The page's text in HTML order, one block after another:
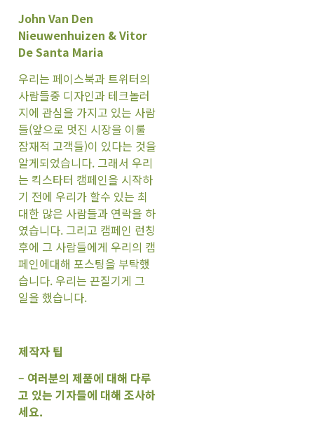
John Van Den
Nieuwenhuizen & Vitor
De Santa Maria
우리는 페이스북과 트위터의
사람들중 디자인과 테크놀러
지에 관심을 가지고 있는 사람
들(앞으로 멋진 시장을 이룰
잠재적 고객들)이 있다는 것을
알게되었습니다. 그래서 우리
는 킥스타터 캠페인을 시작하
기 전에 우리가 할수 있는 최
대한 많은 사람들과 연락을 하
였습니다. 그리고 캠페인 런칭
후에 그 사람들에게 우리의 캠
페인에대해 포스팅을 부탁했
습니다. 우리는 끈질기게 그
일을 했습니다.
제작자 팁
– 여러분의 제품에 대해 다루
고 있는 기자들에 대해 조사하
세요.